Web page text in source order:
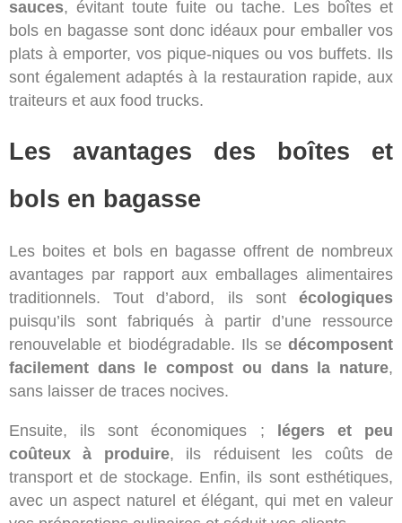
sauces, évitant toute fuite ou tache. Les boîtes et
bols en bagasse sont donc idéaux pour emballer vos
plats à emporter, vos pique-niques ou vos buffets. Ils
sont également adaptés à la restauration rapide, aux
traiteurs et aux food trucks.
Les avantages des boîtes et
bols en bagasse
Les boites et bols en bagasse offrent de nombreux
avantages par rapport aux emballages alimentaires
traditionnels. Tout d’abord, ils sont écologiques
puisqu’ils sont fabriqués à partir d’une ressource
renouvelable et biodégradable. Ils se décomposent
facilement dans le compost ou dans la nature,
sans laisser de traces nocives.
Ensuite, ils sont économiques ; légers et peu
coûteux à produire, ils réduisent les coûts de
transport et de stockage. Enfin, ils sont esthétiques,
avec un aspect naturel et élégant, qui met en valeur